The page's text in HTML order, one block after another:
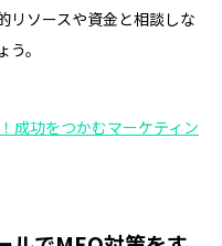
リソースや資金と相談しな
。
成功をつかむマーケティン